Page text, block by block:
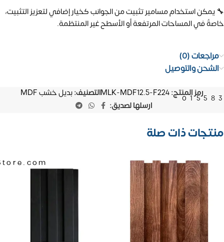
🔧 يمكن استخدام مسامير تثبيت من الجوانب كخيار إضافي لتعزيز التثبيت،
خاصةً في المساحات المرتفعة أو الأسطح غير المنتظمة.
مراجعات (0)
الشحن والتوصيل
رمز المنتج:MLK-MDF12.5-F224التصنيف:بديل خشب MDF
ارسلها لصديق:
منتجات ذات صلة